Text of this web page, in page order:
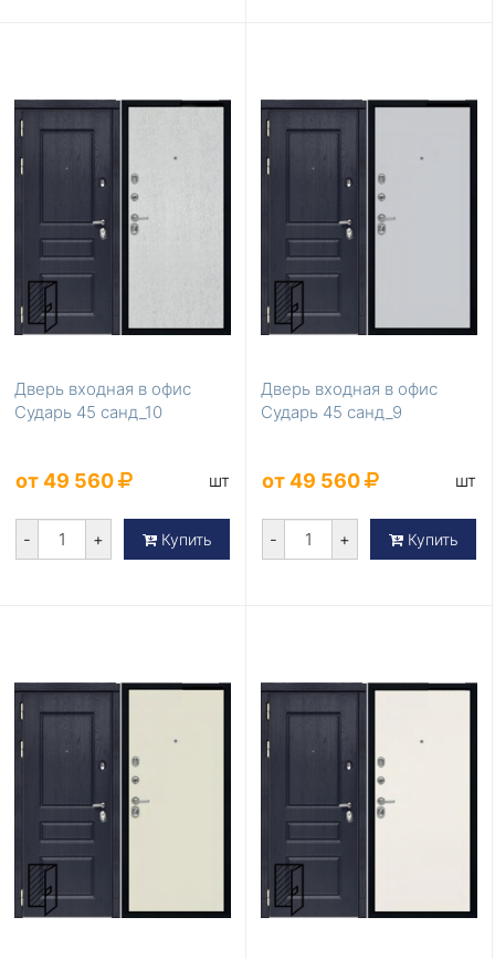
Дверь входная в офис
Сударь 45 санд_10
от 49 560 шт
- + Купить
Дверь входная в офис
Сударь 45 санд_9
от 49 560 шт
- + Купить